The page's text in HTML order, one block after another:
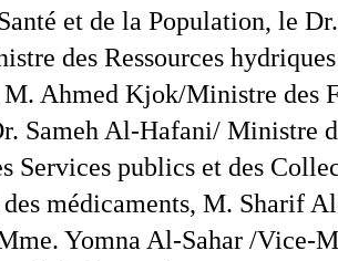
et de la Population, le
des Ressources
Ahmed Kjok/Ministre des
Sameh Al-Hafani/ Ministre
Services publics et des
médicaments, M. Sharif
Yomna Al-Sahar /Vice-